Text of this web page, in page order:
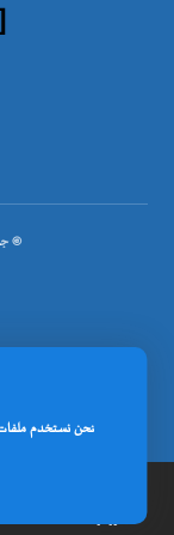
©
الرئيسية
نحن نستخدم